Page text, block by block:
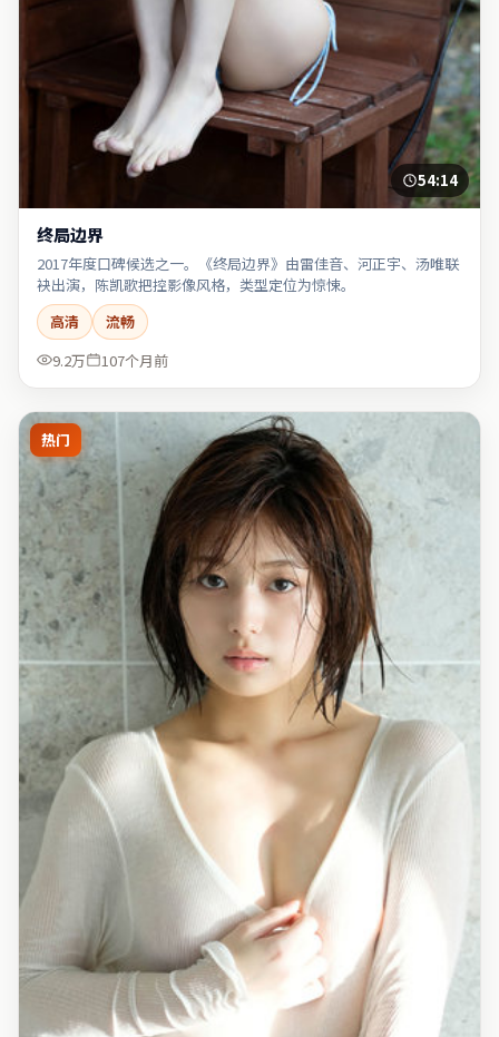
54:14
终局边界
2017年度口碑候选之一。《终局边界》由雷佳音、河正宇、汤唯联
袂出演，陈凯歌把控影像风格，类型定位为惊悚。
高清
流畅
9.2万
107个月前
热门